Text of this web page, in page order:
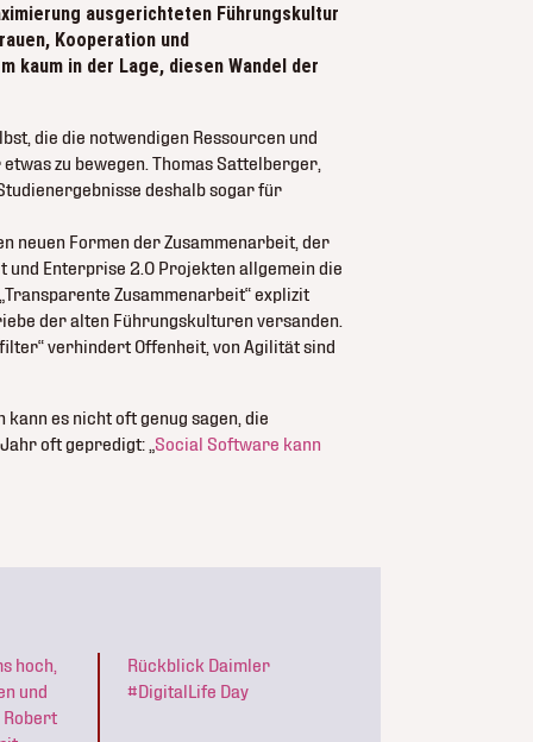
ausgerichteten Führungskultur
Kooperation und
in der Lage, diesen Wandel der
die die notwendigen Ressourcen und
zu bewegen. Thomas Sattelberger,
deshalb sogar für
neuen Formen der Zusammenarbeit, der
und Enterprise 2.0 Projekten allgemein die
Zusammenarbeit“ explizit
der alten Führungskulturen versanden.
verhindert Offenheit, von Agilität sind
es nicht oft genug sagen, die
oft gepredigt: „ Social Software kann
hoch,
und
Robert
Rückblick Daimler
#DigitalLife Day